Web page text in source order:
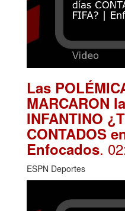
Las
MARCARON
INFANTINO
CONTADOS
Enfocados.
ESPN Deportes